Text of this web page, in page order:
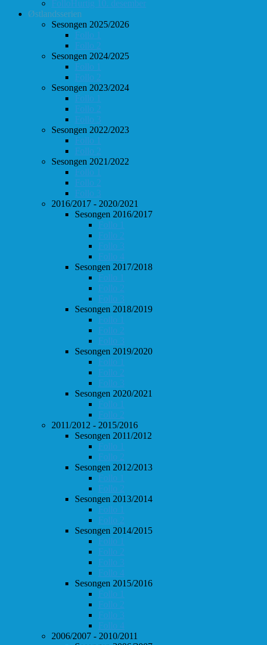
FolloHurtig 10. desember
Østlandsserien
Sesongen 2025/2026
Follo 1
Follo 2
Sesongen 2024/2025
Follo 1
Follo 2
Sesongen 2023/2024
Follo 1
Follo 2
Follo 3
Sesongen 2022/2023
Follo 1
Follo 2
Sesongen 2021/2022
Follo 1
Follo 2
Follo 3
2016/2017 - 2020/2021
Sesongen 2016/2017
Follo 1
Follo 2
Follo 3
Follo 4
Sesongen 2017/2018
Follo 1
Follo 2
Follo 3
Sesongen 2018/2019
Follo 1
Follo 2
Follo 3
Sesongen 2019/2020
Follo 1
Follo 2
Follo 3
Sesongen 2020/2021
Follo 1
Follo 2
2011/2012 - 2015/2016
Sesongen 2011/2012
Follo 1
Follo 2
Sesongen 2012/2013
Follo 1
Follo 2
Sesongen 2013/2014
Follo 1
Follo 2
Sesongen 2014/2015
Follo 1
Follo 2
Follo 3
Follo 4
Sesongen 2015/2016
Follo 1
Follo 2
Follo 3
Follo 4
2006/2007 - 2010/2011